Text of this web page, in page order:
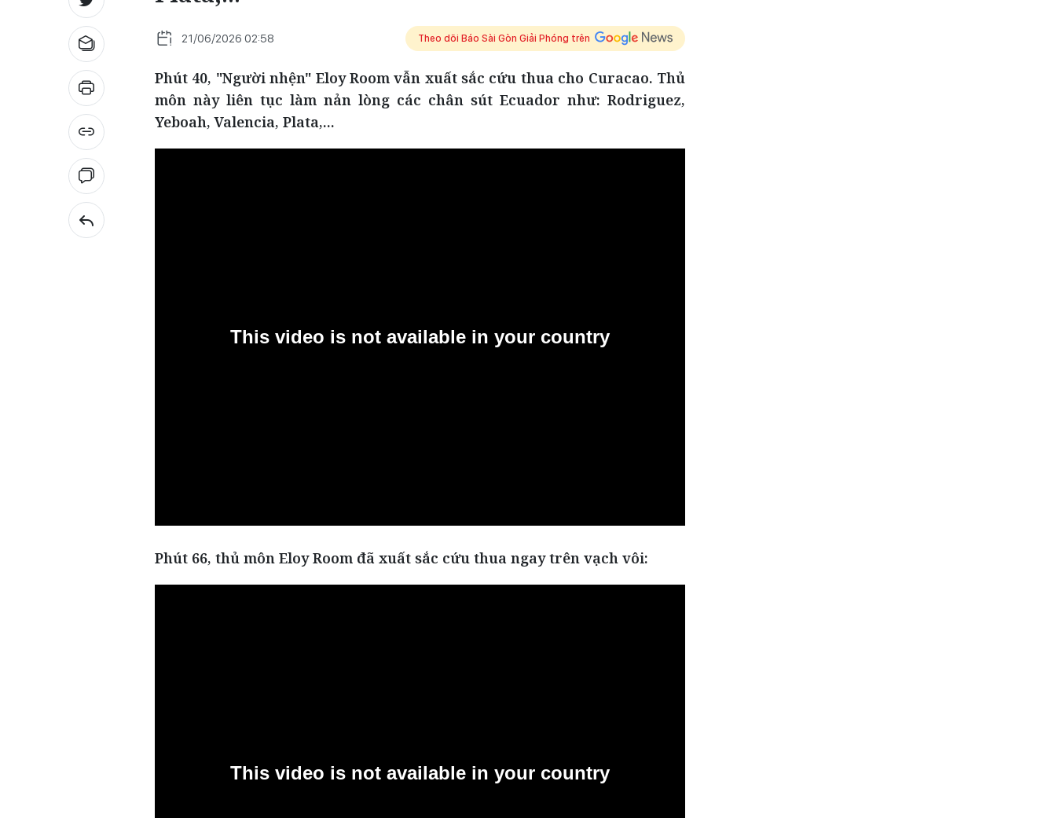
21/06/2026 02:58 Theo dõi Báo Sài Gòn Giải Phóng trên
Phút 40, "Người nhện" Eloy Room vẫn xuất sắc cứu thua cho Curacao. Thủ
môn này liên tục làm nản lòng các chân sút Ecuador như: Rodriguez,
Yeboah, Valencia, Plata,...
Phút 66, thủ môn Eloy Room đã xuất sắc cứu thua ngay trên vạch vôi: